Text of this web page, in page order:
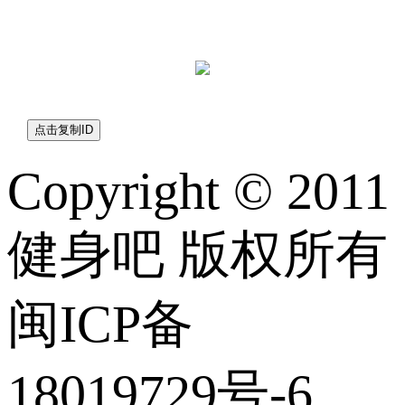
Copyright © 2011
健身吧 版权所有
闽ICP备